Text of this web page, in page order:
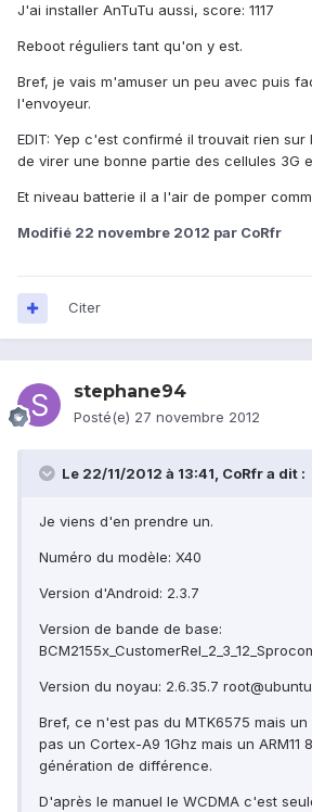
J'ai installer AnTuTu aussi, score: 1117
Reboot réguliers tant qu'on y est.
Bref, je vais m'amuser un peu avec puis
l'envoyeur.
EDIT: Yep c'est confirmé il trouvait rien
de virer une bonne partie des cellules 3G
Et niveau batterie il a l'air de pomper
Modifié 22 novembre 2012 par CoRfr
Citer
stephane94
Posté(e) 27 novembre 2012
Le 22/11/2012 à 13:41, CoRfr a dit :
Je viens d'en prendre un.
Numéro du modèle: X40
Version d'Android: 2.3.7
Version de bande de base:
Version du noyau: 2.6.35.7 root@ubuntu
Bref, ce n'est pas du MTK6575 mais un
pas un Cortex-A9 1Ghz mais un ARM11
génération de différence.
D'après le manuel le WCDMA c'est